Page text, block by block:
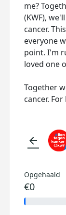
me?
(KWF),
cancer.
everyone
point. I'm
loved one
Together
cancer.
arrow_back
Opgehaald
€0